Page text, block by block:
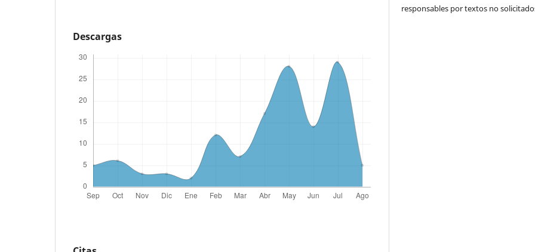
Descargas
responsables por textos no